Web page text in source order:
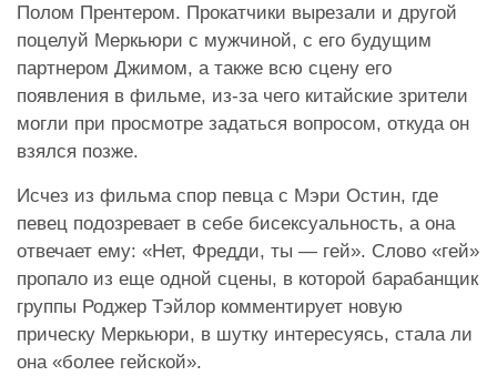
Полом Прентером. Прокатчики вырезали и другой
поцелуй Меркьюри с мужчиной, с его будущим
партнером Джимом, а также всю сцену его
появления в фильме, из-за чего китайские зрители
могли при просмотре задаться вопросом, откуда он
взялся позже.
Исчез из фильма спор певца с Мэри Остин, где
певец подозревает в себе бисексуальность, а она
отвечает ему: «Нет, Фредди, ты — гей». Слово «гей»
пропало из еще одной сцены, в которой барабанщик
группы Роджер Тэйлор комментирует новую
прическу Меркьюри, в шутку интересуясь, стала ли
она «более гейской».